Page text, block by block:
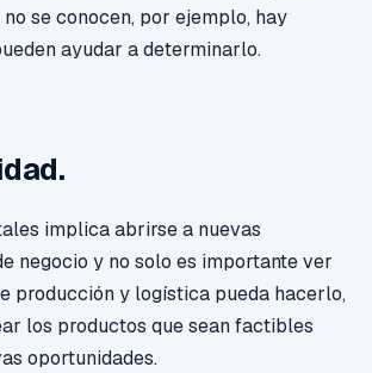
se conocen, por ejemplo, hay
ayudar a determinarlo.
implica abrirse a nuevas
negocio y no solo es importante ver
producción y logística pueda hacerlo,
los productos que sean factibles
oportunidades.